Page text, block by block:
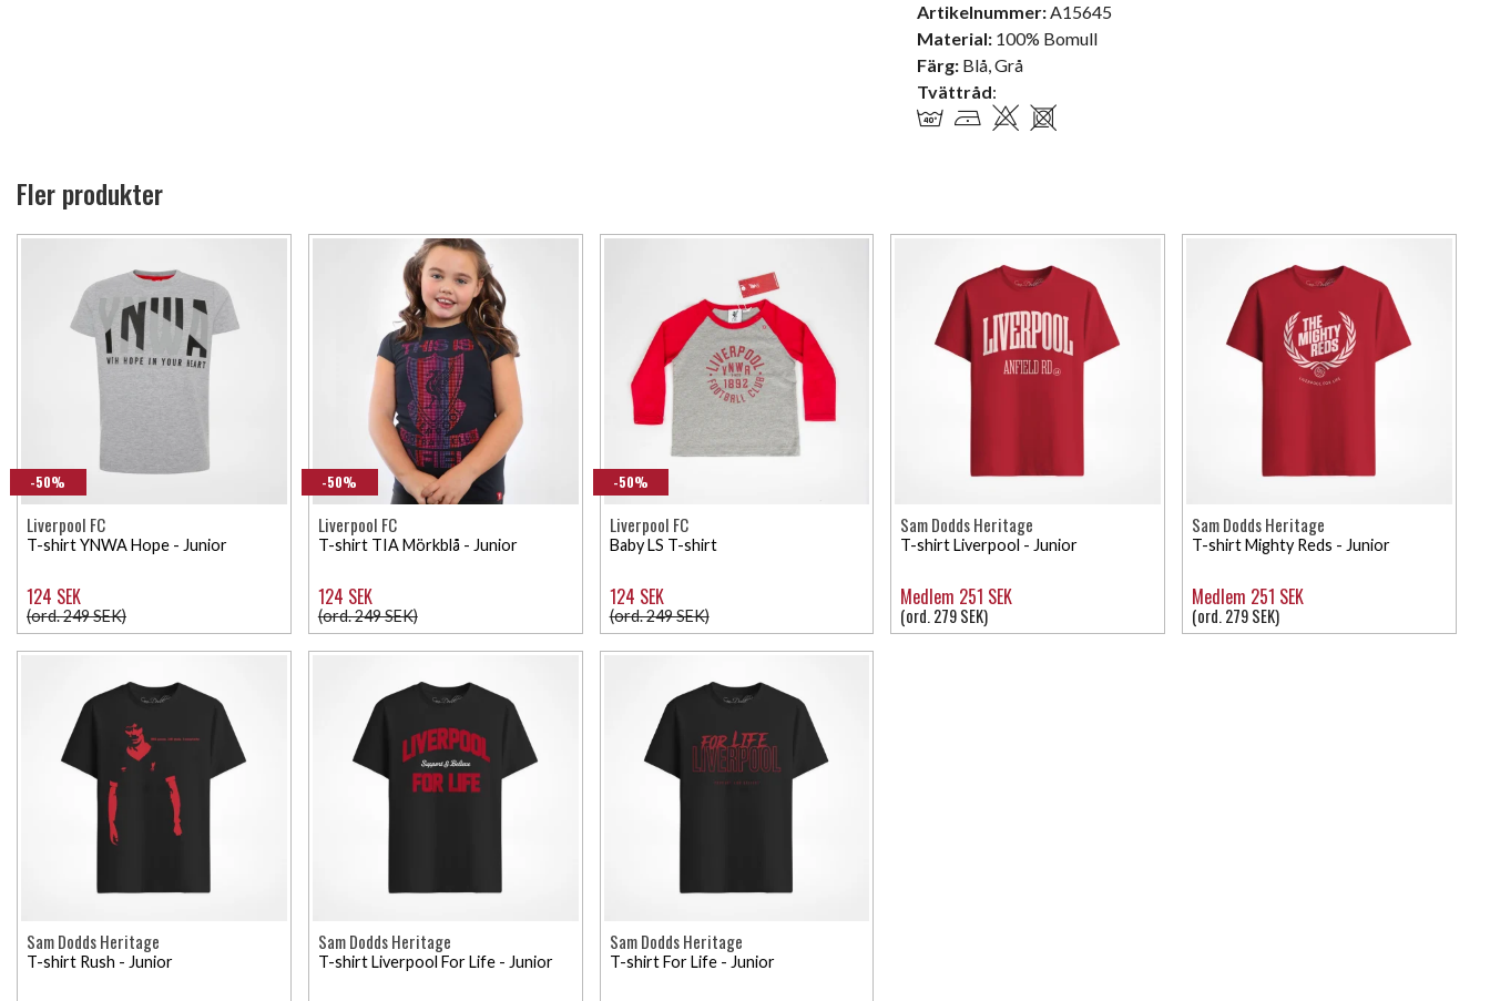
Artikelnummer:A15645
Material: 100% Bomull
Färg: Blå,Grå
Tvättråd:
Fler produkter
-50%
Liverpool FC
T-shirt YNWA Hope - Junior
124 SEK
(ord. 249 SEK)
-50%
Liverpool FC
T-shirt TIA Mörkblå - Junior
124 SEK
(ord. 249 SEK)
-50%
Liverpool FC
Baby LS T-shirt
124 SEK
(ord. 249 SEK)
Sam Dodds Heritage
T-shirt Liverpool - Junior
Medlem 251 SEK
(ord. 279 SEK)
Sam Dodds Heritage
T-shirt Mighty Reds - Junior
Medlem 251 SEK
(ord. 279 SEK)
Sam Dodds Heritage
T-shirt Rush - Junior
Sam Dodds Heritage
T-shirt Liverpool For Life - Junior
Sam Dodds Heritage
T-shirt For Life - Junior